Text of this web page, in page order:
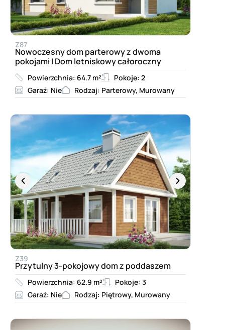
Z87
Nowoczesny dom parterowy z dwoma
pokojami I Dom letniskowy całoroczny
Powierzchnia: 64.7 m²
Pokoje: 2
Garaż: Nie
Rodzaj: Parterowy, Murowany
Z39
Przytulny 3-pokojowy dom z poddaszem
Powierzchnia: 62.9 m²
Pokoje: 3
Garaż: Nie
Rodzaj: Piętrowy, Murowany